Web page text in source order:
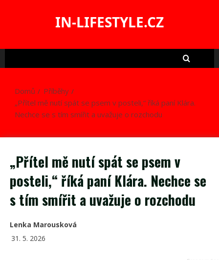
IN-LIFESTYLE.CZ
Domů
Příběhy
„Přítel mě nutí spát se psem v posteli,“ říká paní Klára.
Nechce se s tím smířit a uvažuje o rozchodu
„Přítel mě nutí spát se psem v
posteli,“ říká paní Klára. Nechce se
s tím smířit a uvažuje o rozchodu
Lenka Marousková
31. 5. 2026